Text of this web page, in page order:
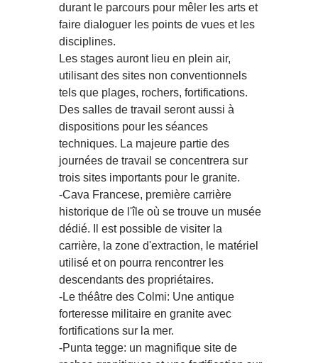
durant le parcours pour mêler les arts et
faire dialoguer les points de vues et les
disciplines.
Les stages auront lieu en plein air,
utilisant des sites non conventionnels
tels que plages, rochers, fortifications.
Des salles de travail seront aussi à
dispositions pour les séances
techniques. La majeure partie des
journées de travail se concentrera sur
trois sites importants pour le granite.
-Cava Francese, première carrière
historique de l'île où se trouve un musée
dédié. Il est possible de visiter la
carrière, la zone d'extraction, le matériel
utilisé et on pourra rencontrer les
descendants des propriétaires.
-Le théâtre des Colmi: Une antique
forteresse militaire en granite avec
fortifications sur la mer.
-Punta tegge: un magnifique site de